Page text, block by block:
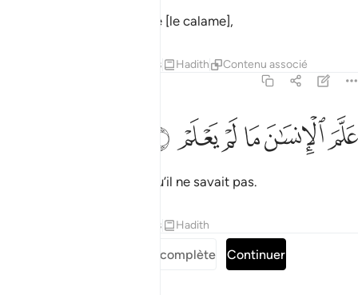
qui a enseigné par la plume [le calame],
Réflexions Hadith Contenu associé
علم الانسان ما لم يعلم ٥
عَلَّمَ ٱلْإِنسَـٰنَ مَا لَمْ يَعْلَمْ ٥
ﲘﲙﲚﲛﲜﲝ
a enseigné à l’homme ce qu’il ne savait pas.
Réflexions Hadith
Lire la Sourate complète Continuer